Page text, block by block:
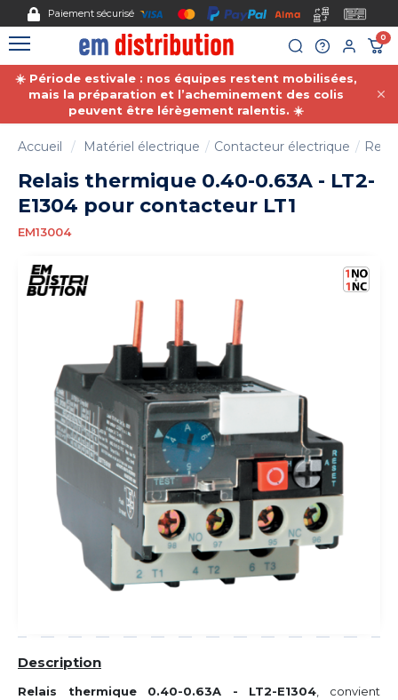
Paiement sécurisé
0
☀️ Période estivale : nos équipes restent mobilisées,
mais la préparation et l’acheminement des colis
peuvent être lérègement ralentis. ☀️
Accueil Matériel électrique Contacteur électrique
Relais thermique 0.40-0.63A - LT2-
E1304 pour contacteur LT1
EM13004
Description
Relais thermique 0.40-0.63A - LT2-E1304 , convient
Gestion des cookies